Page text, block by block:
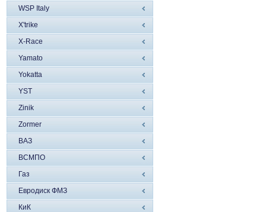
WSP Italy
X'trike
X-Race
Yamato
Yokatta
YST
Zinik
Zormer
ВАЗ
ВСМПО
Газ
Евродиск ФМЗ
КиК